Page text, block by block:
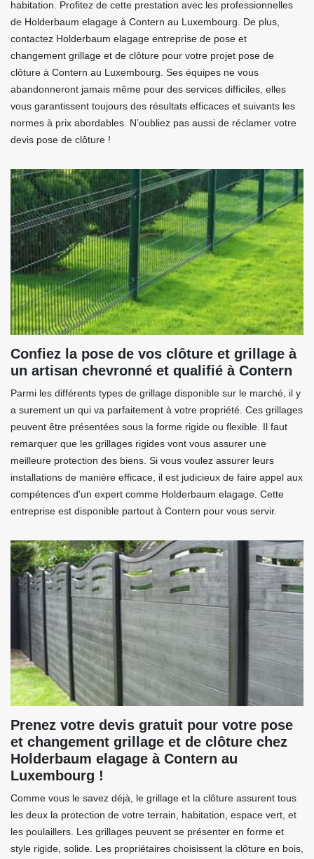
habitation. Profitez de cette prestation avec les professionnelles
de Holderbaum elagage à Contern au Luxembourg. De plus,
contactez Holderbaum elagage entreprise de pose et
changement grillage et de clôture pour votre projet pose de
clôture à Contern au Luxembourg. Ses équipes ne vous
abandonneront jamais même pour des services difficiles, elles
vous garantissent toujours des résultats efficaces et suivants les
normes à prix abordables. N’oubliez pas aussi de réclamer votre
devis pose de clôture !
Confiez la pose de vos clôture et grillage à
un artisan chevronné et qualifié à Contern
Parmi les différents types de grillage disponible sur le marché, il y
a surement un qui va parfaitement à votre propriété. Ces grillages
peuvent être présentées sous la forme rigide ou flexible. Il faut
remarquer que les grillages rigides vont vous assurer une
meilleure protection des biens. Si vous voulez assurer leurs
installations de manière efficace, il est judicieux de faire appel aux
compétences d'un expert comme Holderbaum elagage. Cette
entreprise est disponible partout à Contern pour vous servir.
Prenez votre devis gratuit pour votre pose
et changement grillage et de clôture chez
Holderbaum elagage à Contern au
Luxembourg !
Comme vous le savez déjà, le grillage et la clôture assurent tous
les deux la protection de votre terrain, habitation, espace vert, et
les poulaillers. Les grillages peuvent se présenter en forme et
style rigide, solide. Les propriétaires choisissent la clôture en bois,